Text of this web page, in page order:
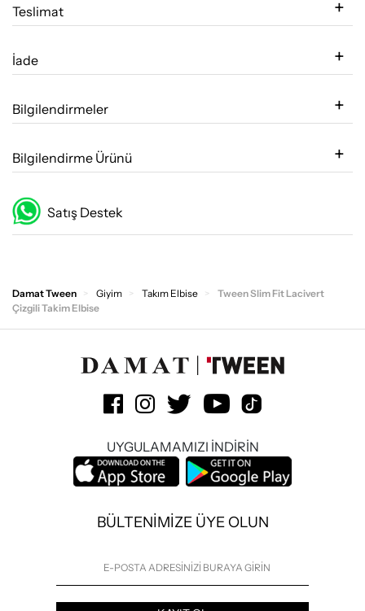
Teslimat
İade
Bilgilendirmeler
Bilgilendirme Ürünü
Satış Destek
Damat Tween Giyim Takım Elbise
Tween Slim Fit Lacivert
Çizgili Takim Elbise
UYGULAMAMIZI İNDİRİN
BÜLTENİMİZE ÜYE OLUN